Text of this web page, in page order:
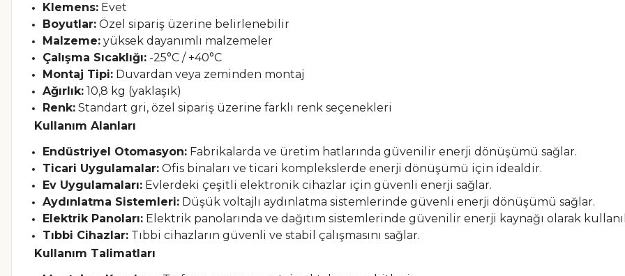
Klemens: Evet
Boyutlar: Özel sipariş üzerine belirlenebilir
Malzeme: yüksek dayanımlı malzemeler
Çalışma Sıcaklığı: -25°C / +40°C
Montaj Tipi: Duvardan veya zeminden montaj
Ağırlık: 10,8 kg (yaklaşık)
Renk: Standart gri, özel sipariş üzerine farklı renk seçenekleri
Kullanım Alanları
Endüstriyel Otomasyon: Fabrikalarda ve üretim hatlarında güvenilir enerji dönüşümü sağlar.
Ticari Uygulamalar: Ofis binaları ve ticari komplekslerde enerji dönüşümü için idealdir.
Ev Uygulamaları: Evlerdeki çeşitli elektronik cihazlar için güvenli enerji sağlar.
Aydınlatma Sistemleri: Düşük voltajlı aydınlatma sistemlerinde güvenli enerji dönüşümü sağlar.
Elektrik Panoları: Elektrik panolarında ve dağıtım sistemlerinde güvenilir enerji kaynağı olarak
Tıbbi Cihazlar: Tıbbi cihazların güvenli ve stabil çalışmasını sağlar.
Kullanım Talimatları